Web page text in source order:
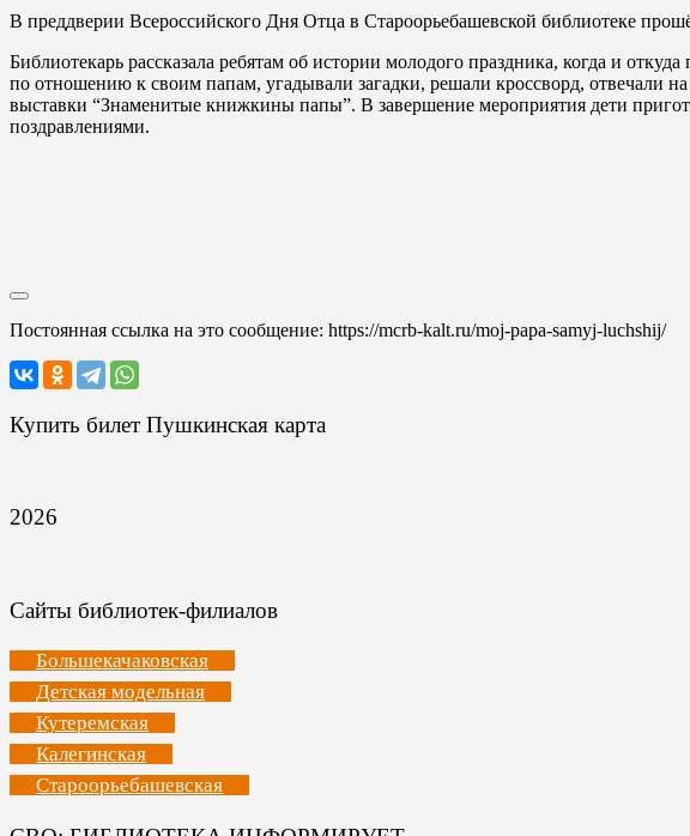
В преддверии Всероссийского Дня Отца в Староорьебашевской библиотеке
Библиотекарь рассказала ребятам об истории молодого праздника, когда и
по отношению к своим папам, угадывали загадки, решали кроссворд, отвечали
выставки “Знаменитые книжкины папы”. В завершение мероприятия дети
поздравлениями.
Постоянная ссылка на это сообщение: https://mcrb-kalt.ru/moj-papa-samyj-luchshij/
Купить билет Пушкинская карта
2026
Сайты библиотек-филиалов
Большекачаковская
Детская модельная
Кутеремская
Калегинская
Староорьебашевская